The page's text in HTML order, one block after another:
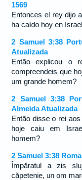
1569
Entonces el rey dijo
ha caído hoy en
2 Samuel 3:38
Atualizada
Então explicou o
compreendeis que
um grande homem?
2 Samuel 3:38
Almeida Atualizada
Então disse o rei
hoje caiu em
homem?
2 Samuel 3:38
Împăratul a zis
căpetenie, un om